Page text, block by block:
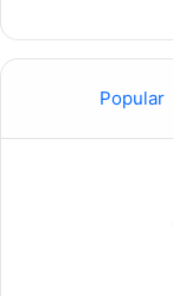
Popular